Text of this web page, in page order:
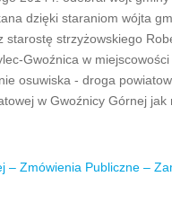
dzięki staraniom wójta
strzyżowskiego
Gwoźnica w
osuwiska - droga
w Gwoźnicy Górnej jak
– Zmówienia Publiczne –